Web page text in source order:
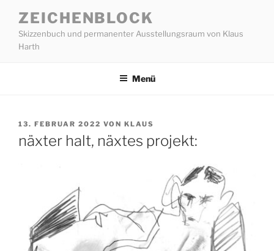
Inhalt
springen
ZEICHENBLOCK
Skizzenbuch und permanenter Ausstellungsraum von Klaus
Harth
Menü
VERÖFFENTLICHT
AM
13. FEBRUAR 2022 VON KLAUS
näxter halt, näxtes projekt: